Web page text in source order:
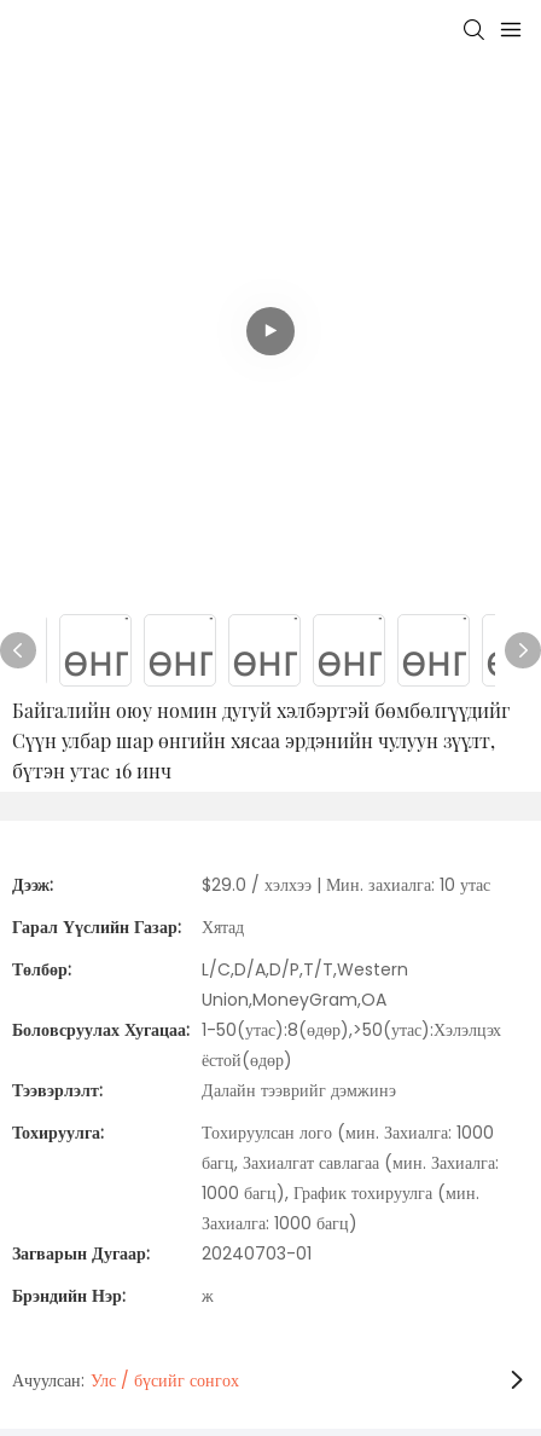
Байгалийн оюу номин дугуй хэлбэртэй бөмбөлгүүдийг
Сүүн улбар шар өнгийн хясаа эрдэнийн чулуун зүүлт,
бүтэн утас 16 инч
Дээж:
$29.0 / хэлхээ | Мин. захиалга: 10 утас
Гарал Үүслийн Газар:
Хятад
Төлбөр:
L/C,D/A,D/P,T/T,Western
Union,MoneyGram,OA
Боловсруулах Хугацаа: 1-50(утас):8(өдөр),>50(утас):Хэлэлцэх
ёстой(өдөр)
Тээвэрлэлт:
Далайн тээврийг дэмжинэ
Тохируулга:
Тохируулсан лого (мин. Захиалга: 1000
багц, Захиалгат савлагаа (мин. Захиалга:
1000 багц), График тохируулга (мин.
Захиалга: 1000 багц)
Загварын Дугаар:
20240703-01
Брэндийн Нэр:
ж
Ачуулсан: Улс / бүсийг сонгох